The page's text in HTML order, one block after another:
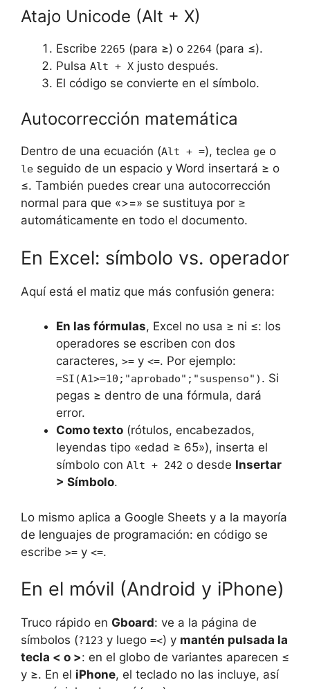
Atajo Unicode (Alt + X)
Escribe 2265 (para ≥) o 2264 (para ≤).
Pulsa Alt + X justo después.
El código se convierte en el símbolo.
Autocorrección matemática
Dentro de una ecuación (Alt + =), teclea ge o
le seguido de un espacio y Word insertará ≥ o
≤. También puedes crear una autocorrección
normal para que «>=» se sustituya por ≥
automáticamente en todo el documento.
En Excel: símbolo vs. operador
Aquí está el matiz que más confusión genera:
En las fórmulas, Excel no usa ≥ ni ≤: los
operadores se escriben con dos
caracteres, >= y <=. Por ejemplo:
=SI(A1>=10;"aprobado";"suspenso") . Si
pegas ≥ dentro de una fórmula, dará
error.
Como texto (rótulos, encabezados,
leyendas tipo «edad ≥ 65»), inserta el
símbolo con Alt + 242 o desde Insertar
> Símbolo.
Lo mismo aplica a Google Sheets y a la mayoría
de lenguajes de programación: en código se
escribe >= y <=.
En el móvil (Android y iPhone)
Truco rápido en Gboard: ve a la página de
símbolos (?123 y luego =<) y mantén pulsada la
tecla < o >: en el globo de variantes aparecen ≤
y ≥. En el iPhone, el teclado no las incluye, así